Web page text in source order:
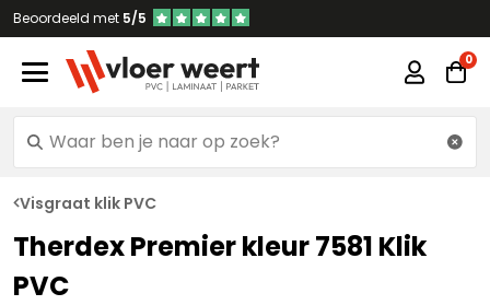
Beoordeeld met 5/5
Visgraat klik PVC
Therdex Premier kleur 7581 Klik
PVC